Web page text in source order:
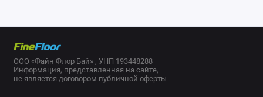
ООО «Файн Флор Бай» , УНП 193448288
Информация, представленная на сайте,
не является договором публичной оферты